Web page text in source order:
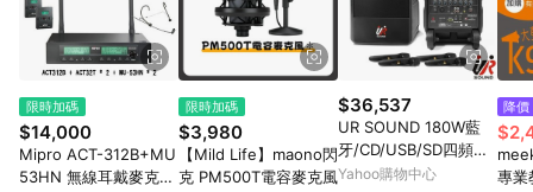
限時加碼
$14,000
Mipro ACT-312B+MU
53HN 無線耳戴麥克風
限時加碼
$3,980
【Mild Life】maono閃
克 PM500T電容麥克風
$36,537
UR SOUND 180W藍
牙/CD/USB/SD四頻移
動式無線擴音機 PU-9
Yahoo購物中心
降價
專業